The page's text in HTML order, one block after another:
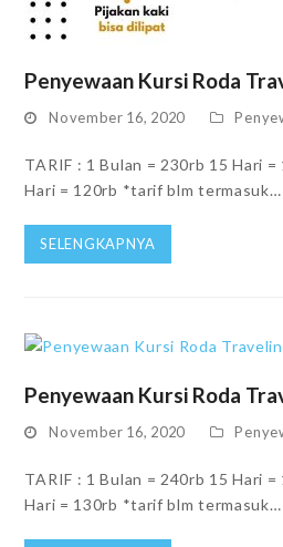
Penyewaan Kursi Roda
November 16, 2020
TARIF : 1 Bulan = 230rb 15 Hari
Hari = 120rb *tarif blm termasuk…
SELENGKAPNYA
Penyewaan Kursi Roda
November 16, 2020
TARIF : 1 Bulan = 240rb 15 Hari
Hari = 130rb *tarif blm termasuk…